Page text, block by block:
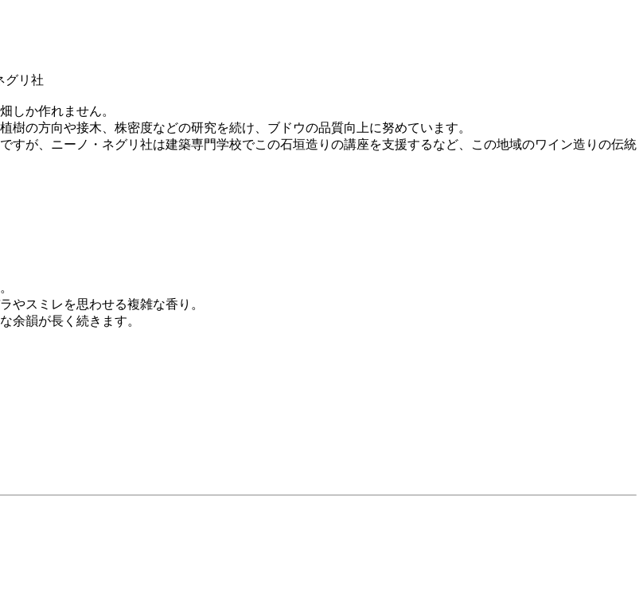
グリ社
しか作れません。
の方向や接木、株密度などの研究を続け、ブドウの品質向上に努めています。
すが、ニーノ・ネグリ社は建築専門学校でこの石垣造りの講座を支援するなど、この地域のワイン造りの伝統
やスミレを思わせる複雑な香り。
余韻が長く続きます。